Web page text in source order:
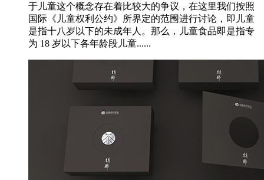
于儿童这个概念存在着比较大的争议，在这里我们按照
国际《儿童权利公约》所界定的范围进行讨论，即儿童
是指十八岁以下的未成年人。那么，儿童食品即是指专
为 18 岁以下各年龄段儿童......